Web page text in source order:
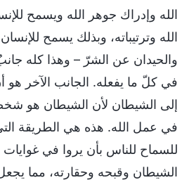
الله وإدراك جوهر الله ويسمح
الله وترتيباته، وبذلك يسمح للإنسان
والحيدان عن الشرّ – وهذا كله
في كلّ ما يفعله. الجانب الآخر هو
إلى الشيطان لأن الشيطان هو
في عمل الله. هذه هي الطريقة
للسماح للناس بأن يروا في
الشيطان وقبحه وحقارته، مما